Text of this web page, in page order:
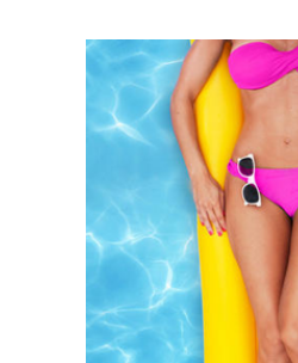
ACCEDER
Ultimas